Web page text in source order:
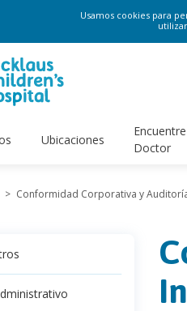
Usamos cookies para
Ubicaciones
Doctor
> Conformidad Corporativa y